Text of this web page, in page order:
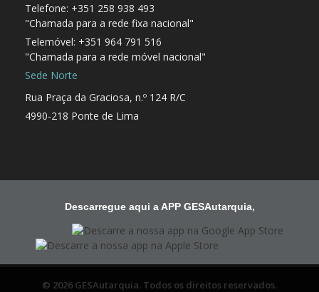
Telefone: +351 258 938 493
"Chamada para a rede fixa nacional"
Telemóvel: +351 964 791 516
"Chamada para a rede móvel nacional"
Sede Norte
Rua Praça da Graciosa, n.º 124 R/C
4990-218 Ponte de Lima
Descarregue aqui a APP GESAutarquia,
© 2026 GESAutarquia. Todos os direitos reservados.